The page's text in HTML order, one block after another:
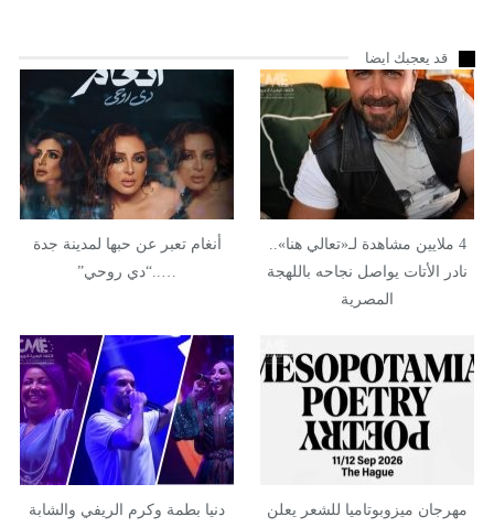
قد يعجبك ايضا
4 ملايين مشاهدة لـ«تعالي هنا»..
نادر الأتات يواصل نجاحه باللهجة
المصرية
أنغام تعبر عن حبها لمدينة جدة
…..“دي روحي”
مهرجان ميزوبوتاميا للشعر يعلن
دنيا بطمة وكرم الريفي والشابة